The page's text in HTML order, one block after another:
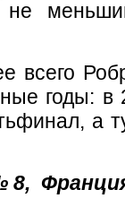
не
всего
годы: в
а